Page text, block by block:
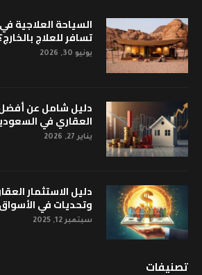
السياحة العلاجية
تسافر للعلاج
يونيو 30, 2026
دليل شامل عن أفضل
العقاري في
يناير 27, 2026
وتحديات في الأسواق
سبتمبر 12, 2025
تصنيفات